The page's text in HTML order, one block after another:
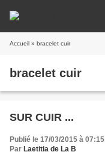
Accueil » bracelet cuir
bracelet cuir
SUR CUIR ...
Publié le 17/03/2015 à 07:15
Par Laetitia de La B